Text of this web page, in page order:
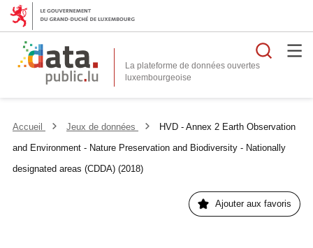
La plateforme de données ouvertes
Accueil Jeux de données
HVD - Annex 2 Earth Observation
and Environment - Nature Preservation and Biodiversity - Nationally
designated areas (CDDA) (2018)
Ajouter aux favoris